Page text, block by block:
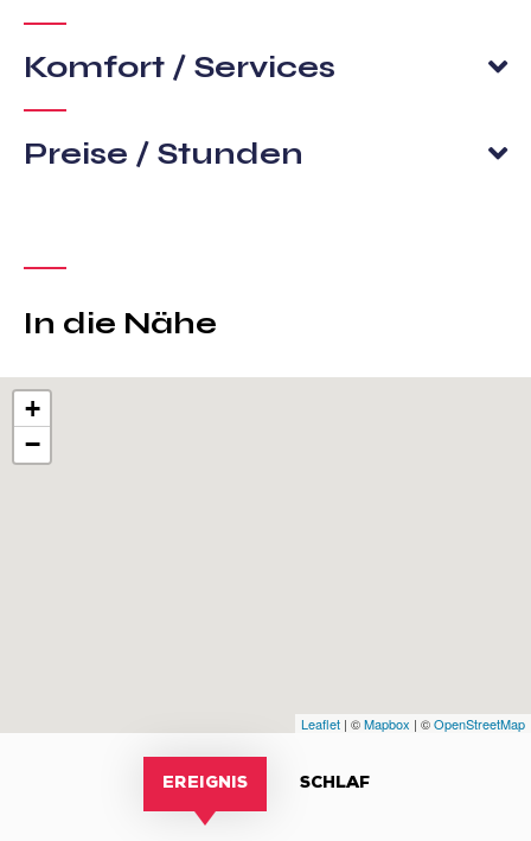
Komfort / Services
Preise / Stunden
In die Nähe
+
−
Leaflet | ©Mapbox | ©OpenStreetMap
EREIGNIS SCHLAF